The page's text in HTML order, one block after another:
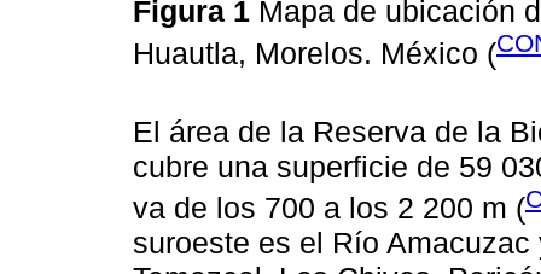
Figura 1 Mapa de ubicación
Huautla, Morelos. México (
El área de la Reserva de la
cubre una superficie de 59
va de los 700 a los 2 200 m (
suroeste es el Río